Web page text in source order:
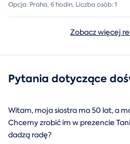
Opcja: Praha, 6 hodin, Liczba osób: 1
Zobacz więcej
Pytania dotyczące
Witam, moja siostra ma 50 lat, a
Chcemy zrobić im w prezencie
dadzą radę?